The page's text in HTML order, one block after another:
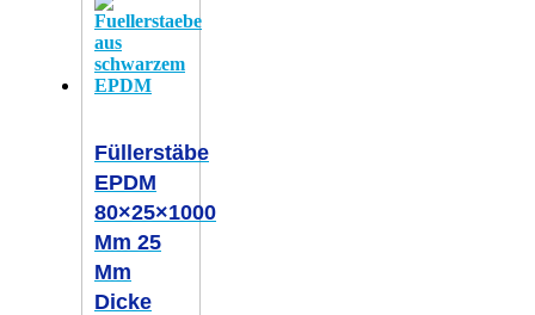
Füllerstäbe
EPDM
80×25×1000
Mm 25
Mm
Dicke